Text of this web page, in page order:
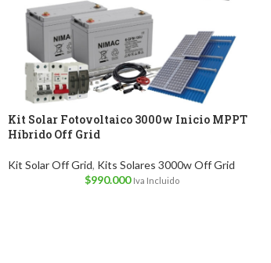
Kit Solar Fotovoltaico 3000w Inicio MPPT
Híbrido Off Grid
Kit Solar Off Grid, Kits Solares 3000w Off Grid
$990.000 Iva Incluido